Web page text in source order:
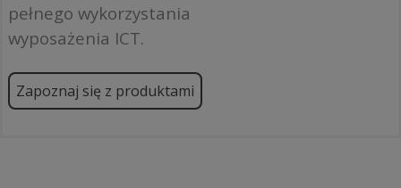
pełnego wykorzystania
wyposażenia ICT.
Zapoznaj się z produktami